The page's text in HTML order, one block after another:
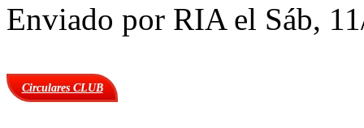
Enviado por RIAel Sáb,
Circulares CLUB